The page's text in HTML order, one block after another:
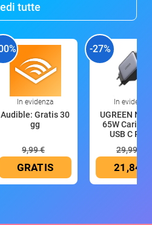
tutte
In evidenza
Audible: Gratis 30
gg
9,99 €
GRATIS
-27%
In evidenza
UGREEN
65W
USB C
29,99 €
21,84 €